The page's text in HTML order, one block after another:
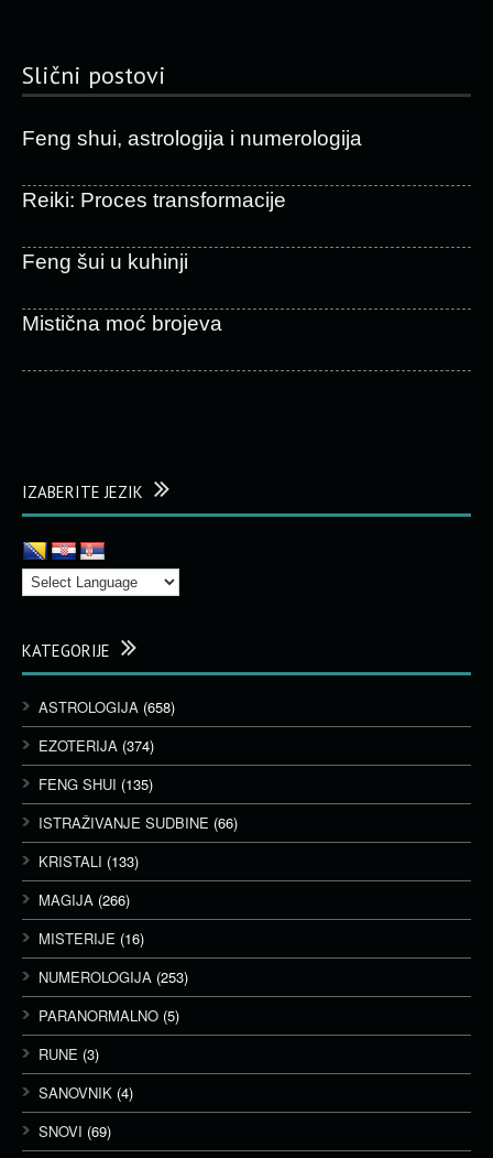
Slični postovi
Feng shui, astrologija i numerologija
Reiki: Proces transformacije
Feng šui u kuhinji
Mistična moć brojeva
IZABERITE JEZIK
KATEGORIJE
ASTROLOGIJA (658)
EZOTERIJA (374)
FENG SHUI (135)
ISTRAŽIVANJE SUDBINE (66)
KRISTALI (133)
MAGIJA (266)
MISTERIJE (16)
NUMEROLOGIJA (253)
PARANORMALNO (5)
RUNE (3)
SANOVNIK (4)
SNOVI (69)